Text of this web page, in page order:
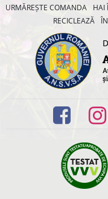
URMĂREȘTE COMANDA
HAI
RECICLEAZĂ